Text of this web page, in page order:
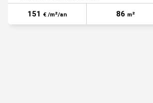
151 € /m²/an 86 m²